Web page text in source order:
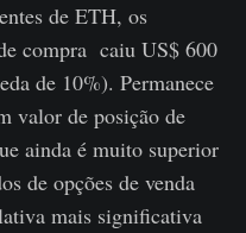
de ETH, os
compra caiu US$ 600
de 10%). Permanece
valor de posição de
ainda é muito superior
de opções de venda
mais significativa